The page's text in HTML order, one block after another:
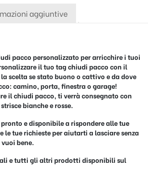
aggiuntive
pacco personalizzato per arricchire i tuoi
il tuo tag chiudi pacco con il
scelta se stato buono o cattivo e da dove
camino, porta, finestra o garage!
il chiudi pacco, ti verrà consegnato con
bianche e rosse.
e disponibile a rispondere alle tue
le tue richieste per aiutarti a lasciare senza
bene.
e tutti gli altri prodotti disponibili sul